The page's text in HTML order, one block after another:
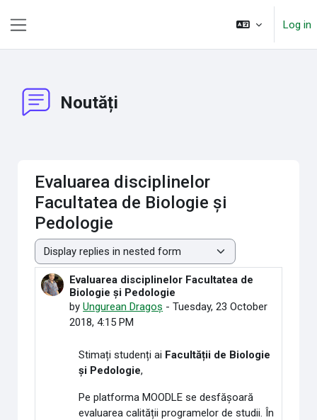
Log in
Noutăți
Evaluarea disciplinelor
Facultatea de Biologie și
Pedologie
Display mode
Evaluarea disciplinelor Facultatea de
Biologie și Pedologie
byUngurean Dragoș -Tuesday, 23 October
2018, 4:15 PM
Number of replies: 0
Stimați studenți ai Facultății de Biologie
și Pedologie,
Pe platforma MOODLE se desfășoară
evaluarea calității programelor de studii. În